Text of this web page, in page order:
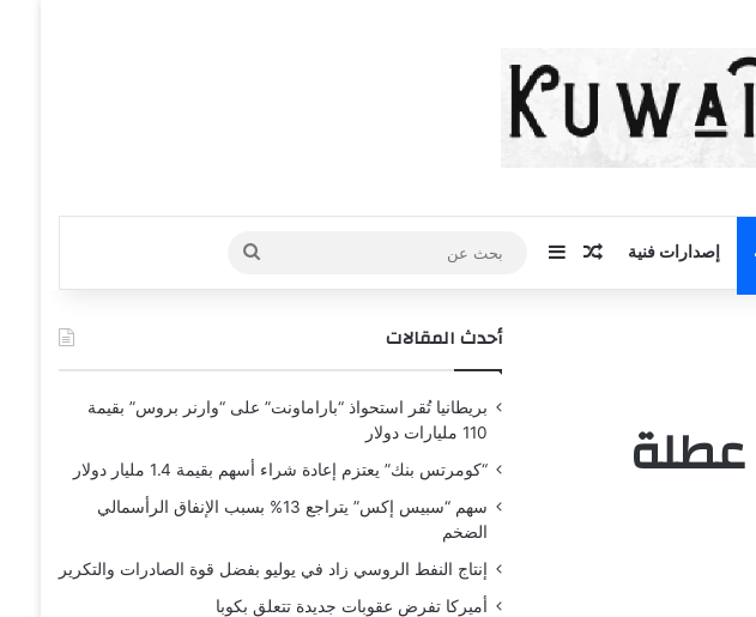
إصدارات فنية مقال عشوائي
إضافة عمود جانبي
بحث
عن
عطلة
أحدث المقالات
بريطانيا تُقر استحواذ “باراماونت” على “وارنر بروس” بقيمة
110 مليارات دولار
“كومرتس بنك” يعتزم إعادة شراء أسهم بقيمة 1.4 مليار دولار
سهم “سبيس إكس” يتراجع 13% بسبب الإنفاق الرأسمالي
الضخم
إنتاج النفط الروسي زاد في يوليو بفضل قوة الصادرات والتكرير
أميركا تفرض عقوبات جديدة تتعلق بكوبا